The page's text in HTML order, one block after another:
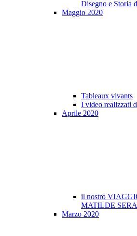
Disegno e Storia
Maggio 2020
Tableaux vivants
I video realizzati
Aprile 2020
il nostro
MATILDE
Marzo 2020